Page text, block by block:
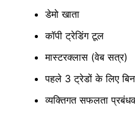
डेमो खाता
कॉपी ट्रेडिंग टूल
मास्टरक्लास (वेब सत्र)
पहले 3 ट्रेडों के लिए
व्यक्तिगत सफलता